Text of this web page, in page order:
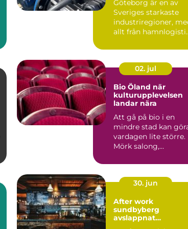
Göteborg är en av
Sveriges starkaste
industriregioner,
allt från
02. jul
Bio Öland när
kulturupplevelsen
landar nära
Att gå på bio i en
mindre stad kan
vardagen lite större.
Mörk salong,
och en d...
30. jun
After work
sundbyberg
avslappnat